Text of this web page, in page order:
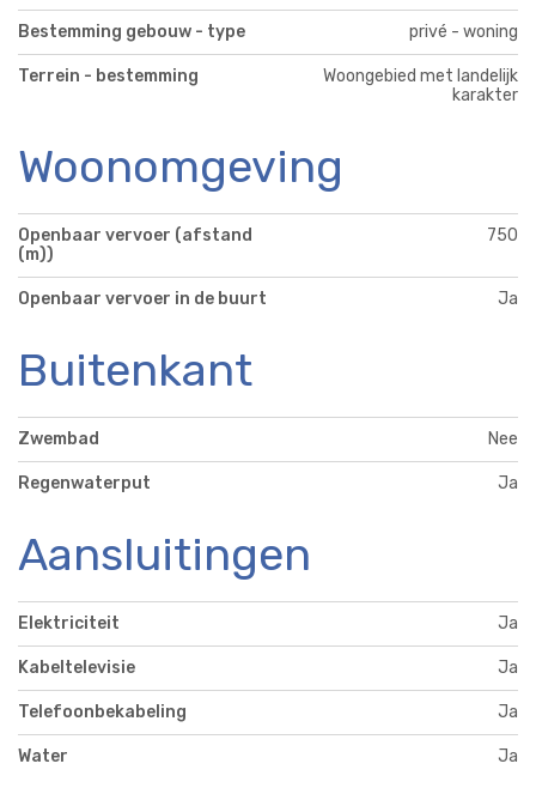
Bestemming gebouw - type privé - woning
Terrein - bestemming
Woongebied met landelijk
karakter
Woonomgeving
Openbaar vervoer (afstand
(m))
750
Openbaar vervoer in de buurt Ja
Buitenkant
Zwembad Nee
Regenwaterput Ja
Aansluitingen
Elektriciteit Ja
Kabeltelevisie Ja
Telefoonbekabeling Ja
Water Ja